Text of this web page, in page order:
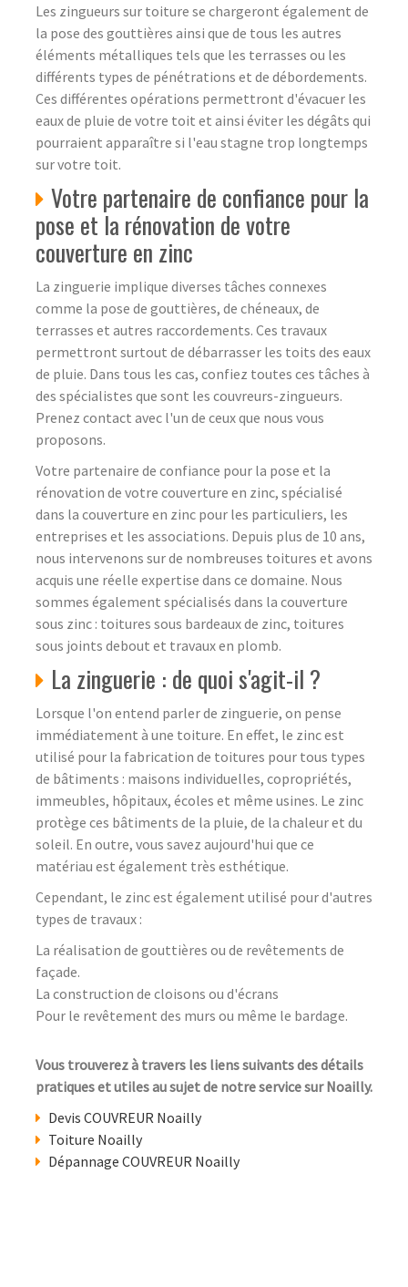
Les zingueurs sur toiture se chargeront également de
la pose des gouttières ainsi que de tous les autres
éléments métalliques tels que les terrasses ou les
différents types de pénétrations et de débordements.
Ces différentes opérations permettront d'évacuer les
eaux de pluie de votre toit et ainsi éviter les dégâts qui
pourraient apparaître si l'eau stagne trop longtemps
sur votre toit.
Votre partenaire de confiance pour la
pose et la rénovation de votre
couverture en zinc
La zinguerie implique diverses tâches connexes
comme la pose de gouttières, de chéneaux, de
terrasses et autres raccordements. Ces travaux
permettront surtout de débarrasser les toits des eaux
de pluie. Dans tous les cas, confiez toutes ces tâches à
des spécialistes que sont les couvreurs-zingueurs.
Prenez contact avec l'un de ceux que nous vous
proposons.
Votre partenaire de confiance pour la pose et la
rénovation de votre couverture en zinc, spécialisé
dans la couverture en zinc pour les particuliers, les
entreprises et les associations. Depuis plus de 10 ans,
nous intervenons sur de nombreuses toitures et avons
acquis une réelle expertise dans ce domaine. Nous
sommes également spécialisés dans la couverture
sous zinc : toitures sous bardeaux de zinc, toitures
sous joints debout et travaux en plomb.
La zinguerie : de quoi s'agit-il ?
Lorsque l'on entend parler de zinguerie, on pense
immédiatement à une toiture. En effet, le zinc est
utilisé pour la fabrication de toitures pour tous types
de bâtiments : maisons individuelles, copropriétés,
immeubles, hôpitaux, écoles et même usines. Le zinc
protège ces bâtiments de la pluie, de la chaleur et du
soleil. En outre, vous savez aujourd'hui que ce
matériau est également très esthétique.
Cependant, le zinc est également utilisé pour d'autres
types de travaux :
La réalisation de gouttières ou de revêtements de
façade.
La construction de cloisons ou d'écrans
Pour le revêtement des murs ou même le bardage.
Vous trouverez à travers les liens suivants des détails
pratiques et utiles au sujet de notre service sur Noailly.
Devis COUVREUR Noailly
Toiture Noailly
Dépannage COUVREUR Noailly